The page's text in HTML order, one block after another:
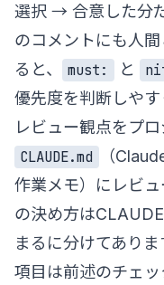
選択 → 合意した分
のコメントにも人
ると、
must: と
優先度を判断しやす
レビュー観点をプ
CLAUDE.md
（
作業メモ）にレビ
の決め方は
まる に分けてあり
項目は前述のチェ